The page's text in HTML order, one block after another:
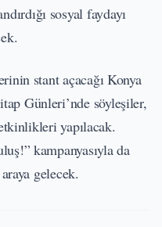
sosyal faydayı
stant açacağı Konya
Günleri’nde söyleşiler,
yapılacak.
kampanyasıyla da
gelecek.